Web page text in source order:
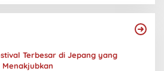
Terbesar di Jepang yang
Menakjubkan